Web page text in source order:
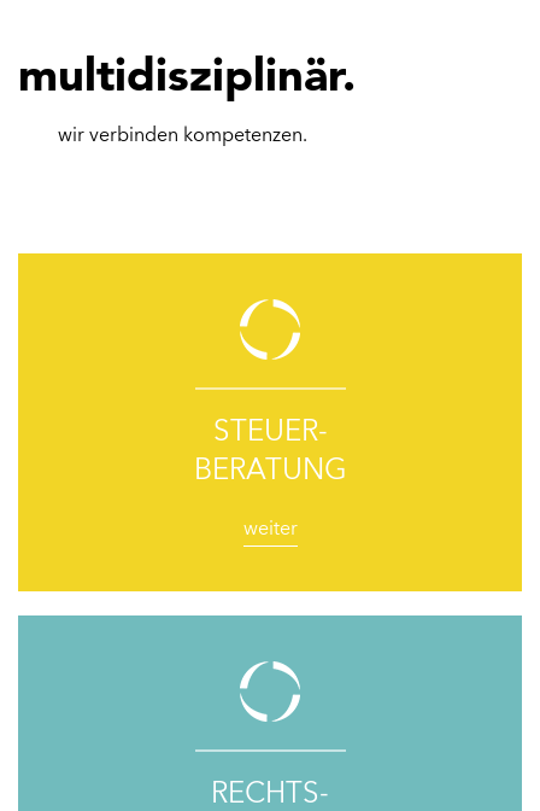
multidisziplinär.
wir verbinden kompetenzen.
STEUER-
BERATUNG
weiter
RECHTS-